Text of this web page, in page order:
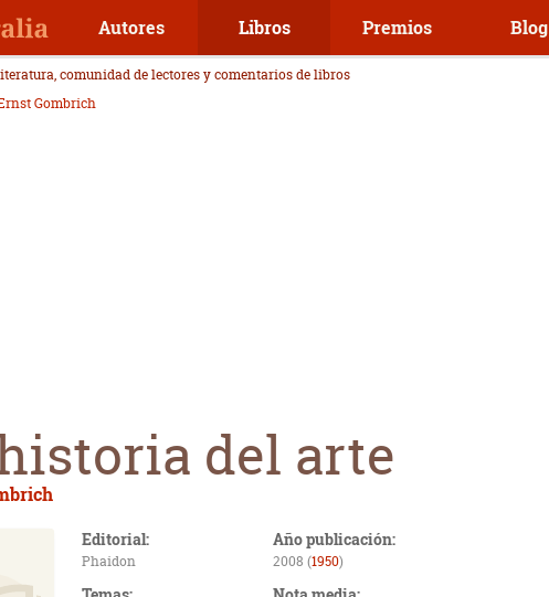
Autores Libros Premios Blog
comunidad de lectores y comentarios de libros
Gombrich
del arte
Editorial:
Phaidon
Año publicación:
2008 (1950)